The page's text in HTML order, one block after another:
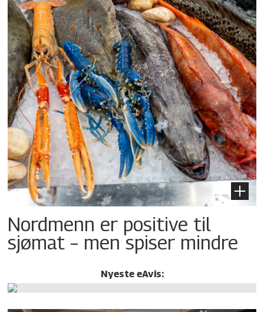
Nordmenn er positive til
sjømat – men spiser mindre
Nyeste eAvis: